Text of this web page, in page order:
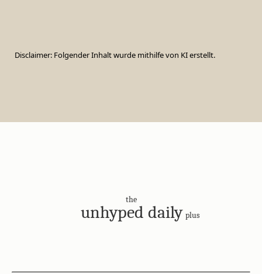
Disclaimer: Folgender Inhalt wurde mithilfe von KI erstellt.
the
unhyped daily plus